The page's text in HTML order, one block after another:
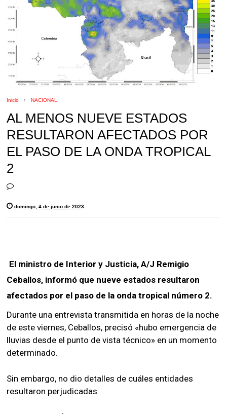
Inicio NACIONAL
AL MENOS NUEVE ESTADOS
RESULTARON AFECTADOS POR
EL PASO DE LA ONDA TROPICAL
2
domingo, 4 de junio de 2023
El ministro de Interior y Justicia, A/J Remigio
Ceballos, informó que nueve estados resultaron
afectados por el paso de la onda tropical número 2.
Durante una entrevista transmitida en horas de la noche
de este viernes, Ceballos, precisó «hubo emergencia de
lluvias desde el punto de vista técnico» en un momento
determinado.
Sin embargo, no dio detalles de cuáles entidades
resultaron perjudicadas.